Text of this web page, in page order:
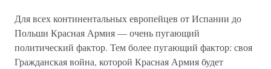
Для всех континентальных европейцев от Испании до
Польши Красная Армия — очень пугающий
политический фактор. Тем более пугающий фактор: своя
Гражданская война, которой Красная Армия будет